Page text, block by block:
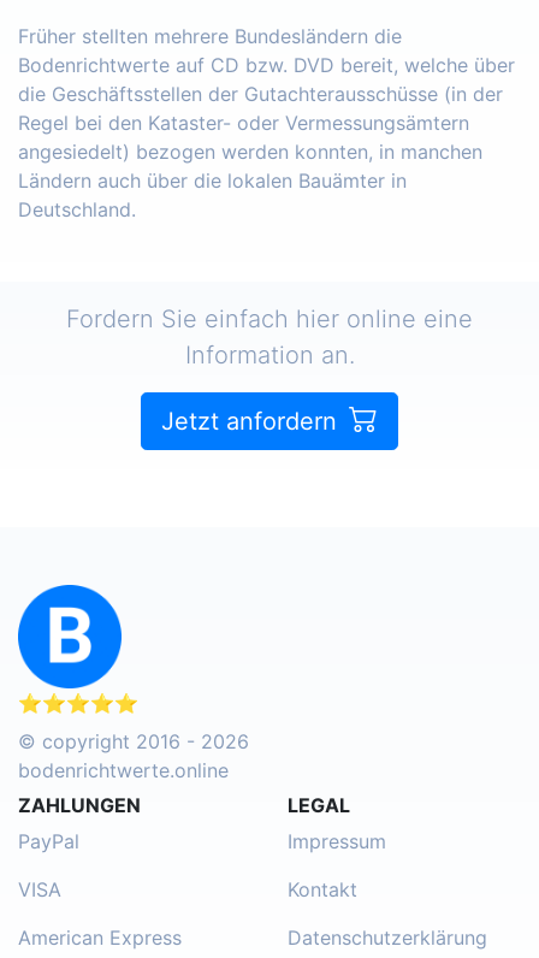
Früher stellten mehrere Bundesländern die
Bodenrichtwerte auf CD bzw. DVD bereit, welche über
die Geschäftsstellen der Gutachterausschüsse (in der
Regel bei den Kataster- oder Vermessungsämtern
angesiedelt) bezogen werden konnten, in manchen
Ländern auch über die lokalen Bauämter in
Deutschland.
Fordern Sie einfach hier online eine
Information an.
Jetzt anfordern
⭐⭐⭐⭐⭐
© copyright 2016 - 2026
bodenrichtwerte.online
ZAHLUNGEN
PayPal
VISA
American Express
LEGAL
Impressum
Kontakt
Datenschutzerklärung